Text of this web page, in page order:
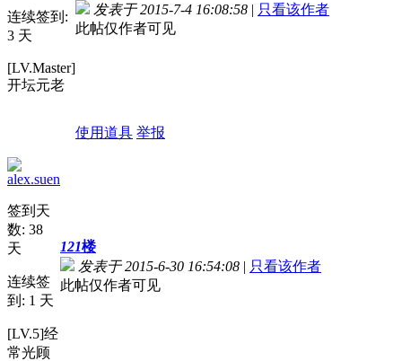
连续签到:
3 天
[LV.Master]
开坛元老
发表于 2015-7-4 16:08:58 | 只看该作者
此帖仅作者可见
使用道具 举报
alex.suen
签到天
数: 38
天
连续签
到: 1 天
[LV.5]经
常光顾
121楼
发表于 2015-6-30 16:54:08 | 只看该作者
此帖仅作者可见